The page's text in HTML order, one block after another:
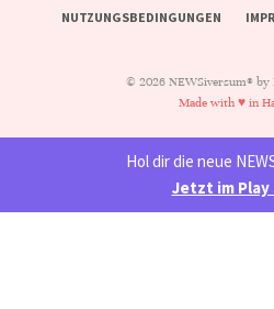
NUTZUNGSBEDINGUNGEN
© 2026 NEWSiversum® by
Made with ♥ in
Hol dir die neue
Jetzt im